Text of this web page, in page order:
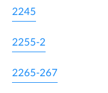
2245
2255-2
2265-267